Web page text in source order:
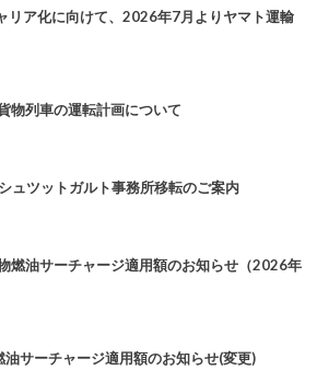
リア化に向けて、2026年7月よりヤマト運輸
物列車の運転計画について
ュツットガルト事務所移転のご案内
燃油サーチャージ適用額のお知らせ（2026年
サーチャージ適用額のお知らせ(変更)